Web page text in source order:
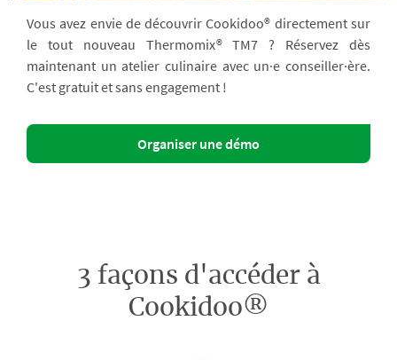
Vous avez envie de découvrir Cookidoo® directement sur
le tout nouveau Thermomix® TM7 ? Réservez dès
maintenant un atelier culinaire avec un·e conseiller·ère.
C'est gratuit et sans engagement !
Organiser une démo
3 façons d'accéder à
Cookidoo®